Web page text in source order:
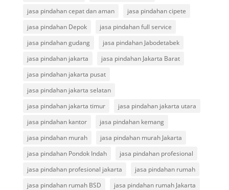
jasa pindahan cepat dan aman
jasa pindahan cipete
jasa pindahan Depok
jasa pindahan full service
jasa pindahan gudang
jasa pindahan Jabodetabek
jasa pindahan jakarta
jasa pindahan Jakarta Barat
jasa pindahan jakarta pusat
jasa pindahan jakarta selatan
jasa pindahan jakarta timur
jasa pindahan jakarta utara
jasa pindahan kantor
jasa pindahan kemang
jasa pindahan murah
jasa pindahan murah Jakarta
jasa pindahan Pondok Indah
jasa pindahan profesional
jasa pindahan profesional jakarta
jasa pindahan rumah
jasa pindahan rumah BSD
jasa pindahan rumah Jakarta